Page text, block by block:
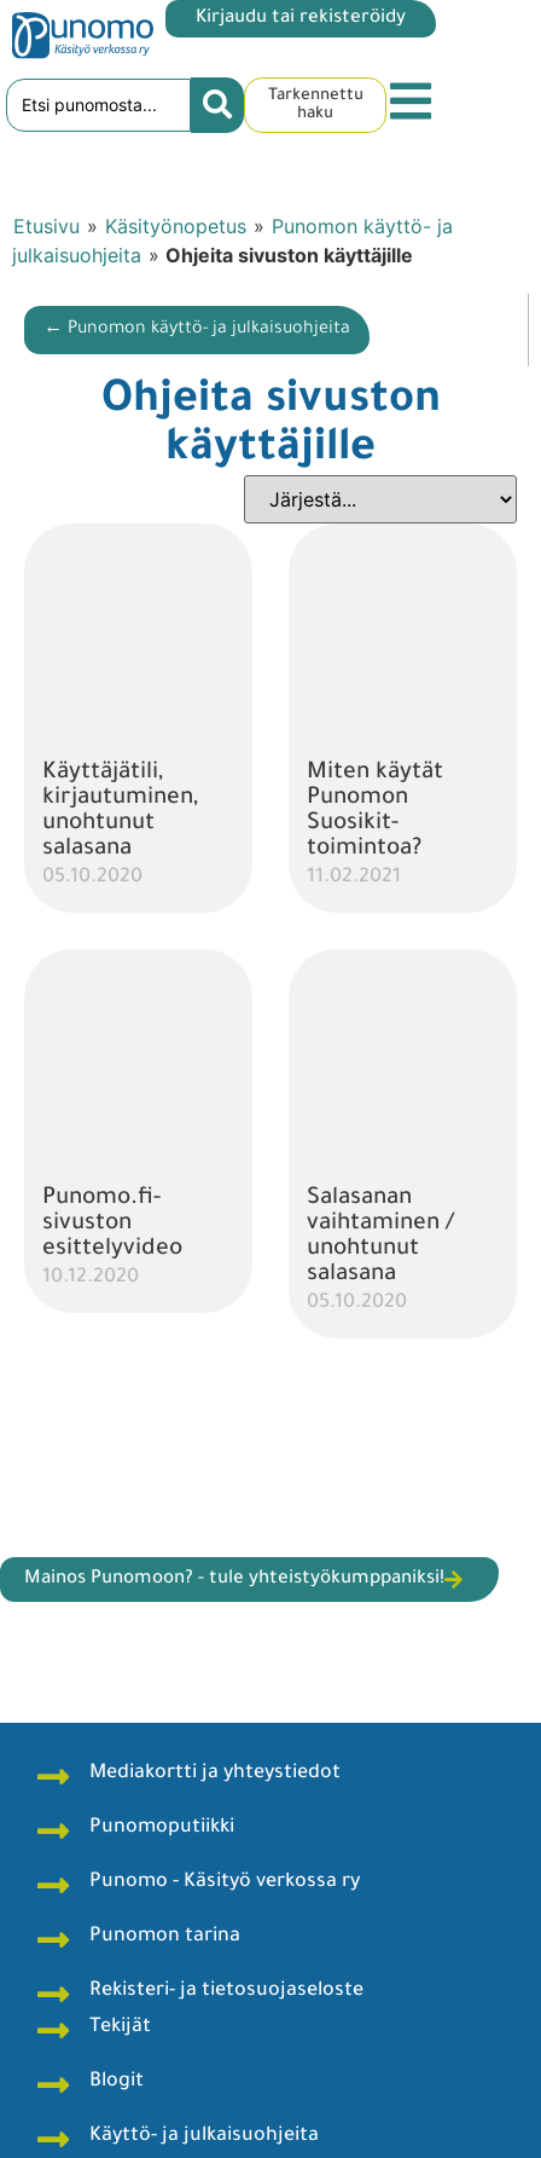
Kirjaudu tai rekisteröidy
Tarkennettu
haku
Etusivu » Käsityönopetus » Punomon käyttö- ja
julkaisuohjeita » Ohjeita sivuston käyttäjille
← Punomon käyttö- ja julkaisuohjeita
Ohjeita sivuston
käyttäjille
Käyttäjätili,
kirjautuminen,
unohtunut
salasana
05.10.2020
Miten käytät
Punomon
Suosikit-
toimintoa?
11.02.2021
Punomo.fi-
sivuston
esittelyvideo
10.12.2020
Salasanan
vaihtaminen /
unohtunut
salasana
05.10.2020
Mainos Punomoon? - tule yhteistyökumppaniksi!
Mediakortti ja yhteystiedot
Punomoputiikki
Punomo - Käsityö verkossa ry
Punomon tarina
Rekisteri- ja tietosuojaseloste
Tekijät
Blogit
Käyttö- ja julkaisuohjeita